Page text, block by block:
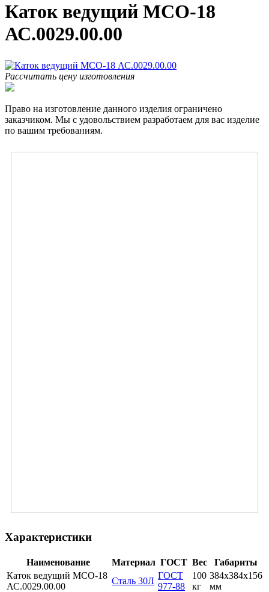
Каток ведущий МСО-18
АС.0029.00.00
Рассчитать цену изготовления
Право на изготовление данного изделия ограничено
заказчиком. Мы с удовольствием разработаем для вас изделие
по вашим требованиям.
Характеристики
Наименование Материал ГОСТ Вес
Габариты
Каток ведущий МСО-18
АС.0029.00.00
Сталь 30Л
ГОСТ
977-88
100
кг
384х384х156
мм